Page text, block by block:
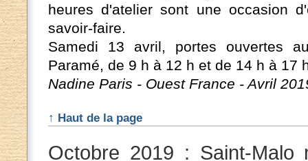
heures d'atelier sont une occasion
savoir-faire.
Samedi 13 avril, portes ouvertes
Paramé, de 9 h à 12 h et de 14 h à 17
Nadine Paris - Ouest France - Avril
↑ Haut de la page
Octobre 2019 : Saint-Malo